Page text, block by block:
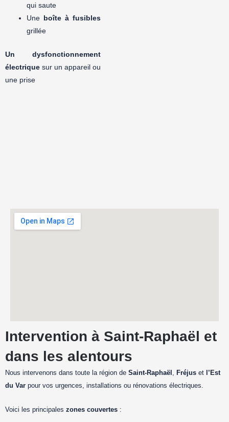
qui saute
Une boîte à fusibles
grillée
Un dysfonctionnement
électrique sur un appareil ou
une prise
Intervention à Saint-Raphaël et
dans les alentours
Nous intervenons dans toute la région de Saint-Raphaël Fréjus et l’Est
du Var pour vos urgences, installations ou rénovations électriques.
Voici les principales zones couvertes :